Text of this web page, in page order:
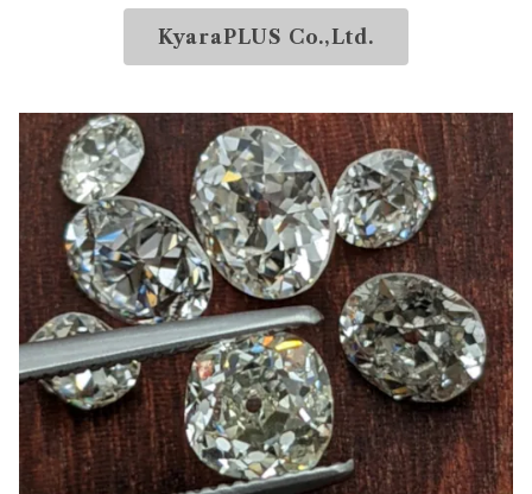
KyaraPLUS Co.,Ltd.